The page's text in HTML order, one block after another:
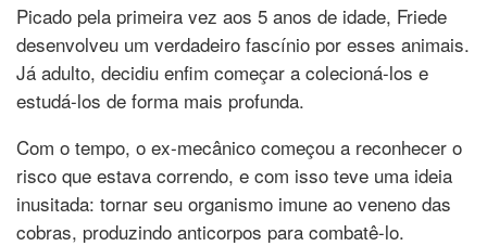
Picado pela primeira vez aos 5 anos de idade, Friede
desenvolveu um verdadeiro fascínio por esses animais.
Já adulto, decidiu enfim começar a colecioná-los e
estudá-los de forma mais profunda.
Com o tempo, o ex-mecânico começou a reconhecer o
risco que estava correndo, e com isso teve uma ideia
inusitada: tornar seu organismo imune ao veneno das
cobras, produzindo anticorpos para combatê-lo.